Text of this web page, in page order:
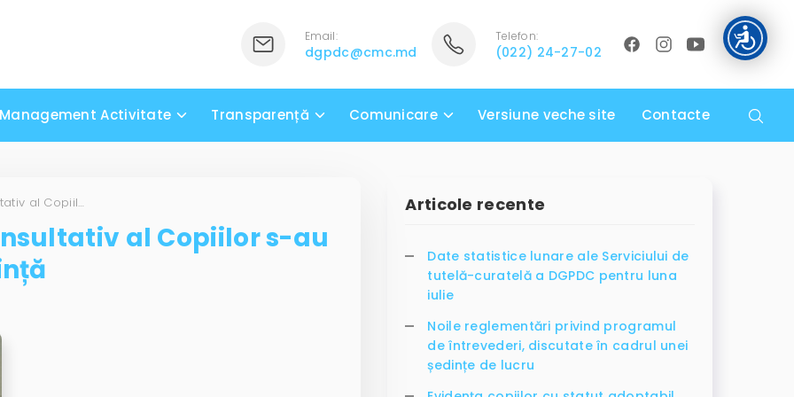
Email:
dgpdc@cmc.md
Telefon:
(022) 24-27-02
Management Activitate Transparență Comunicare Versiune veche site Contacte
Membrii Consiliului Consultativ al Copiilor s-au reunit într-o nouă ședință
al Copiilor s-au
Articole recente
Date statistice lunare ale Serviciului de
tutelă-curatelă a DGPDC pentru luna
iulie
Noile reglementări privind programul
de întrevederi, discutate în cadrul unei
ședințe de lucru